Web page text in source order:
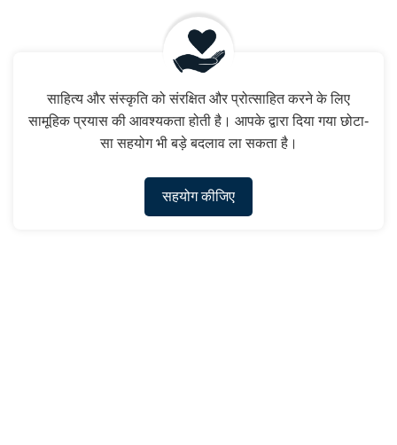
साहित्य और संस्कृति को संरक्षित और प्रोत्साहित करने के लिए
सामूहिक प्रयास की आवश्यकता होती है। आपके द्वारा दिया गया छोटा-
सा सहयोग भी बड़े बदलाव ला सकता है।
सहयोग कीजिए